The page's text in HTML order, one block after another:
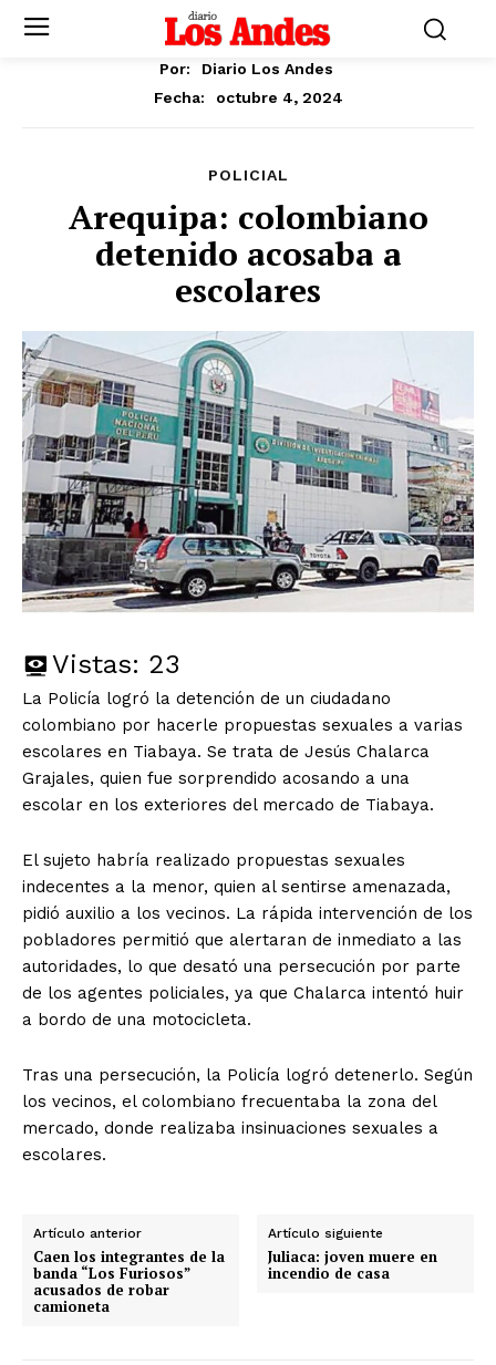
Por:
Diario Los Andes
Fecha:
octubre 4, 2024
POLICIAL
Arequipa: colombiano
detenido acosaba a
escolares
Vistas: 23
La Policía logró la detención de un ciudadano
colombiano por hacerle propuestas sexuales a varias
escolares en Tiabaya. Se trata de Jesús Chalarca
Grajales, quien fue sorprendido acosando a una
escolar en los exteriores del mercado de Tiabaya.
El sujeto habría realizado propuestas sexuales
indecentes a la menor, quien al sentirse amenazada,
pidió auxilio a los vecinos. La rápida intervención de los
pobladores permitió que alertaran de inmediato a las
autoridades, lo que desató una persecución por parte
de los agentes policiales, ya que Chalarca intentó huir
a bordo de una motocicleta.
Tras una persecución, la Policía logró detenerlo. Según
los vecinos, el colombiano frecuentaba la zona del
mercado, donde realizaba insinuaciones sexuales a
escolares.
Artículo anterior
Caen los integrantes de la
banda “Los Furiosos”
acusados de robar
camioneta
Artículo siguiente
Juliaca: joven muere en
incendio de casa